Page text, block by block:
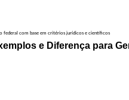
e Diferença para